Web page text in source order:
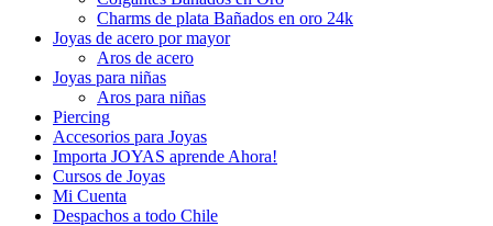
Charms de plata Bañados en oro 24k
Joyas de acero por mayor
Aros de acero
Joyas para niñas
Aros para niñas
Piercing
Accesorios para Joyas
Importa JOYAS aprende Ahora!
Cursos de Joyas
Mi Cuenta
Despachos a todo Chile